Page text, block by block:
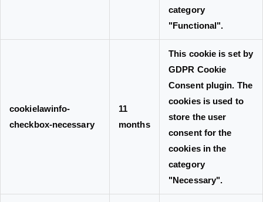
category
"Functional".
cookielawinfo-
checkbox-necessary
11
months
This cookie is set by
GDPR Cookie
Consent plugin. The
cookies is used to
store the user
consent for the
cookies in the
category
"Necessary".